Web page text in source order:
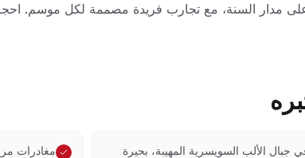
مدار السنة، مع تجارب فريدة مصممة لكل موسم.
جبال الألب السويسرية المهيبة، بحيرة
مغادرات